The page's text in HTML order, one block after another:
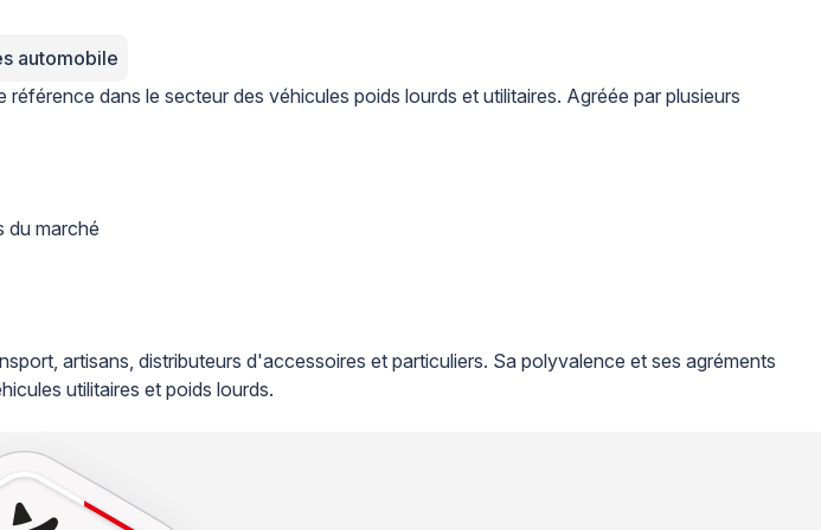
automobile
dans le secteur des véhicules poids lourds et utilitaires. Agréée par plusieurs
du marché
artisans, distributeurs d'accessoires et particuliers. Sa polyvalence et ses agréments
utilitaires et poids lourds.